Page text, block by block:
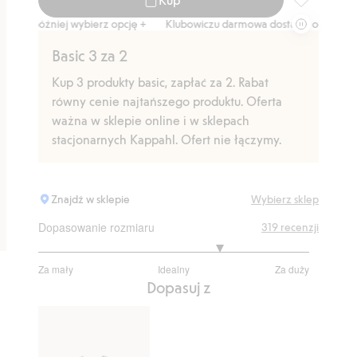
Spodnie
wybierz opcję + Klubowiczu darmowa dostawa od 150 zł
Basic 3 za 2
Kup 3 produkty basic, zapłać za 2. Rabat
równy cenie najtańszego produktu. Oferta
ważna w sklepie online i w sklepach
stacjonarnych Kappahl. Ofert nie łączymy.
Znajdź w sklepie Wybierz sklep
Dopasowanie rozmiaru
Za mały Idealny Za duży
na
319 recenzji
Dopasuj z